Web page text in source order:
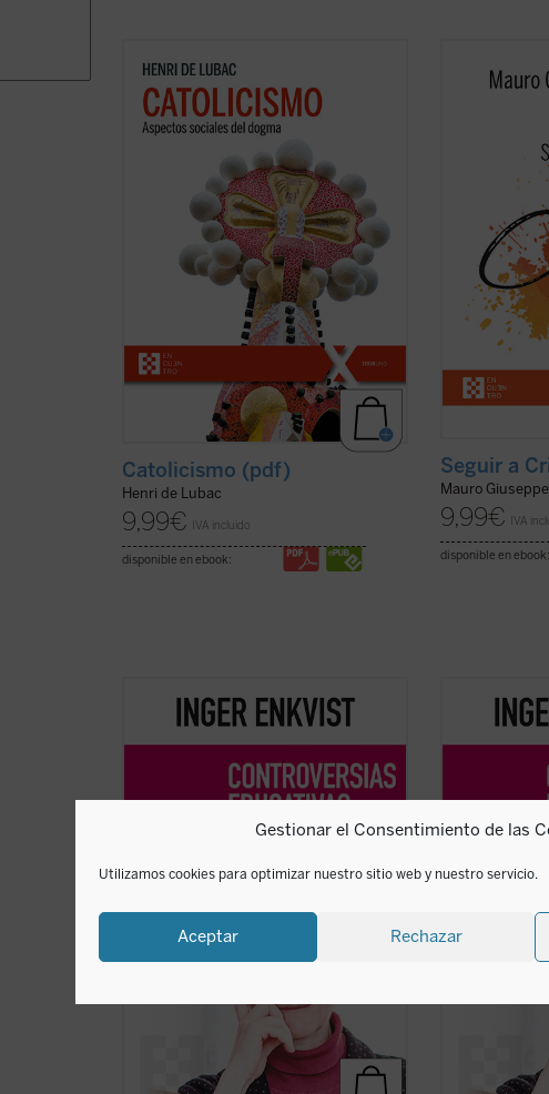
Gestionar el Consentimiento de las
Utilizamos cookies para optimizar nuestro sitio web y nuestro servicio.
Aceptar Rechazar
En este gran clásico, de carácter
programático, del padre De Lubac se
perfilan los dos rasgos esenciales de la
realidadcatólica. Por un lado, la
universal como acontecimiento salvífico
(ver ficha)
Catolicismo (pdf)
Henri de Lubac
9,99€ IVA incluido
disponible en ebook:
No existe
formación,
meditaciones
son breves
Lepori ofrece,
Seguir a
Mauro
9,99€ IVA
disponible en ebook:
La experta educativa sueca Inger Enkvist
y la periodista Olga R. Sanmartín
abordan en esta larga e intensa
conversación las cuestiones más
controvertidas en el terreno de la
inclusivo y el diferenciado, ...(ver ficha)
La experta
y la periodista
abordan en
conversación
inclusivo y el